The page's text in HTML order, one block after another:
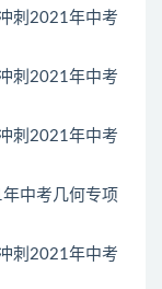
刺2021年中考
刺2021年中考
刺2021年中考
中考几何专项
刺2021年中考